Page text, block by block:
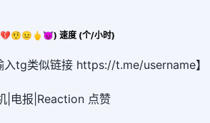
速度 (个/小时)
入tg类似链接 https://t.me/username】
|电报|Reaction 点赞